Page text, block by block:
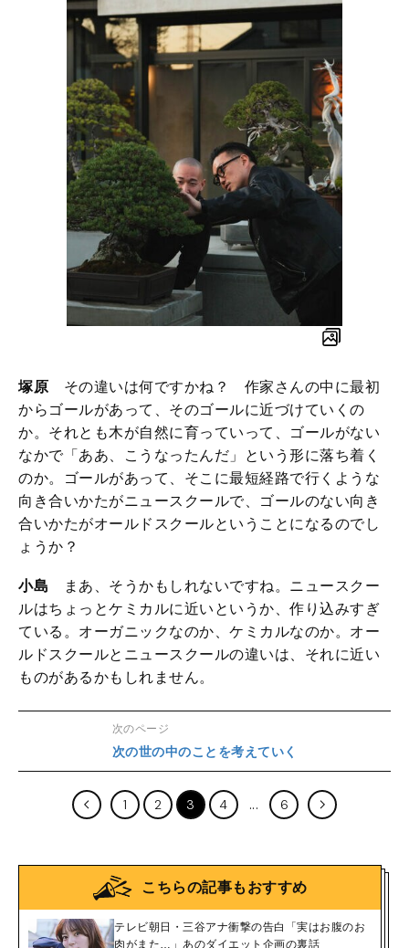
塚原 その違いは何ですかね？ 作家さんの中に最初
からゴールがあって、そのゴールに近づけていくの
か。それとも木が自然に育っていって、ゴールがない
なかで「ああ、こうなったんだ」という形に落ち着く
のか。ゴールがあって、そこに最短経路で行くような
向き合いかたがニュースクールで、ゴールのない向き
合いかたがオールドスクールということになるのでし
ょうか？
小島 まあ、そうかもしれないですね。ニュースクー
ルはちょっとケミカルに近いというか、作り込みすぎ
ている。オーガニックなのか、ケミカルなのか。オー
ルドスクールとニュースクールの違いは、それに近い
ものがあるかもしれません。
次のページ
次の世の中のことを考えていく
1 2 3 4 6
こちらの記事もおすすめ
テレビ朝日・三谷アナ衝撃の告白「実はお腹のお
肉がまた…」あのダイエット企画の裏話